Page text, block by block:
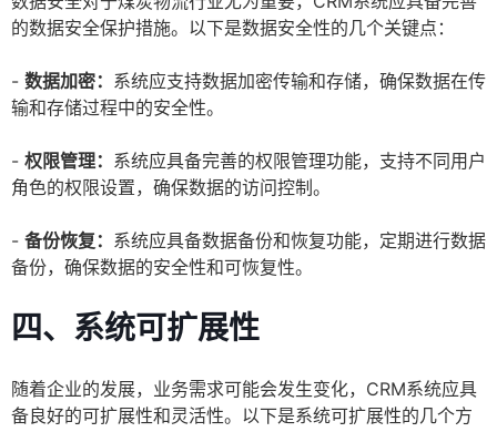
的数据安全保护措施。以下是数据安全性的几个关键点：
- 数据加密： 系统应支持数据加密传输和存储，确保数据在传
输和存储过程中的安全性。
- 权限管理： 系统应具备完善的权限管理功能，支持不同用户
角色的权限设置，确保数据的访问控制。
- 备份恢复： 系统应具备数据备份和恢复功能，定期进行数据
备份，确保数据的安全性和可恢复性。
四、系统可扩展性
随着企业的发展，业务需求可能会发生变化，CRM系统应具
备良好的可扩展性和灵活性。以下是系统可扩展性的几个方